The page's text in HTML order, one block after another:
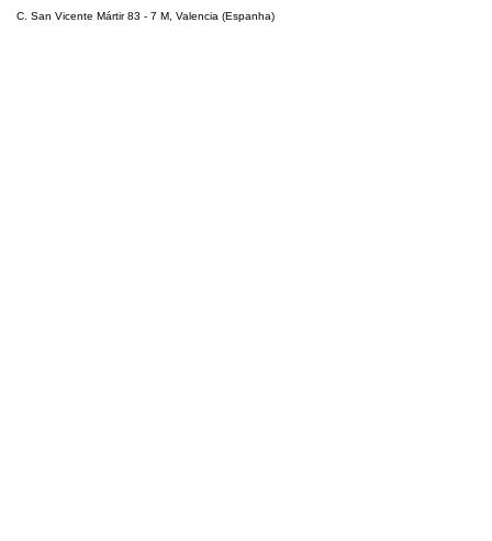
C. San Vicente Mártir 83 - 7 M, Valencia (Espanha)